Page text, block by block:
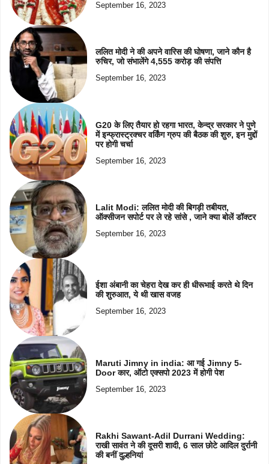
September 16, 2023
ललित मोदी ने की अपने वारिस की घोषणा, जाने कौन है
रुचिर, जो संभालेंगे 4,555 करोड़ की संपत्ति
September 16, 2023
G20 के लिए तैयार हो रहगा भारत, केन्द्र सरकार ने पुणे
में इन्फ्रास्ट्रक्चर वर्किंग ग्रुप की बैठक की शुरु, इन मुद्दों
पर होगी चर्चा
September 16, 2023
Lalit Modi: ललित मोदी की बिगड़ी तबीयत,
ऑक्सीजन सपोर्ट पर ले रहे सांसे , जाने क्या बोलें डॉक्टर
September 16, 2023
ईशा अंबानी का चेहरा देख कर ही धीरूभाई करते थे दिन
की शुरुआत, ये थी खास वजह
September 16, 2023
Maruti Jimny in india: आ गई Jimny 5-
Door कार, ऑटो एक्सपो 2023 में होगी पेश
September 16, 2023
Rakhi Sawant-Adil Durrani Wedding:
राखी सावंत ने की दूसरी शादी, 6 साल छोटे आदिल दुर्रानी
की बनीं दुल्हनियां